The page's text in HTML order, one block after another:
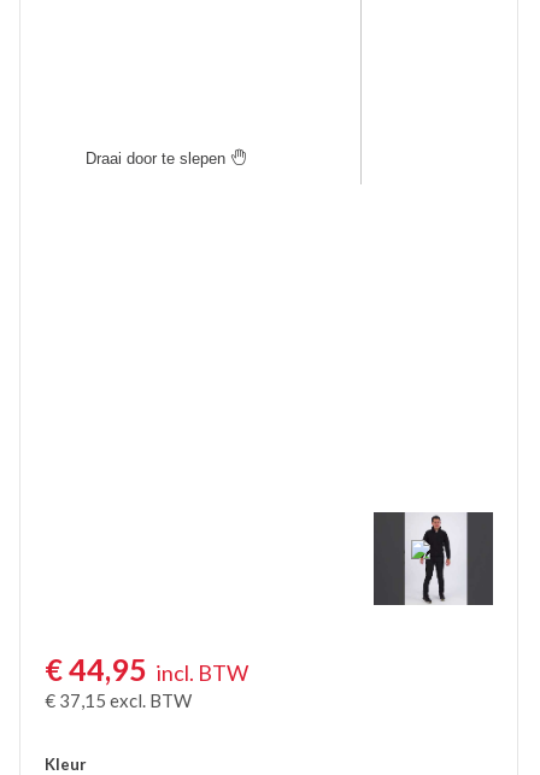
Vlamvertragende truien
Draai door te slepen 
€44,95 incl. BTW
€ 37,15 excl. BTW
Kleur